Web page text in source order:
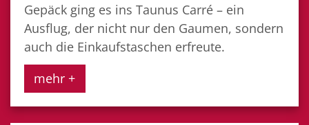
Gepäck ging es ins Taunus Carré – ein
Ausflug, der nicht nur den Gaumen, sondern
auch die Einkaufstaschen erfreute.
mehr +